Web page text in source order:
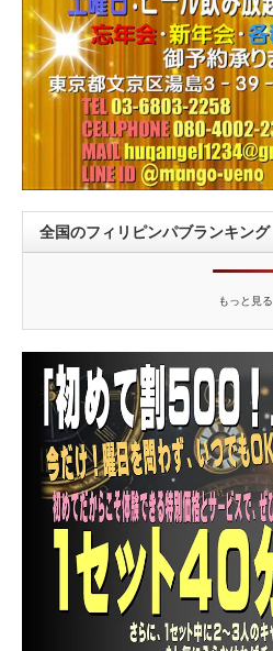
全国のフィリピンパブランキング
もっと見る